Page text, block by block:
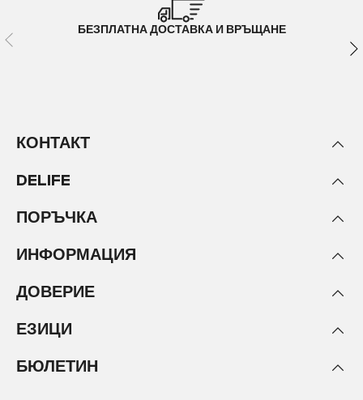
БЕЗПЛАТНА ДОСТАВКА И ВРЪЩАНЕ
КОНТАКТ
DELIFE
ПОРЪЧКА
ИНФОРМАЦИЯ
ДОВЕРИЕ
ЕЗИЦИ
БЮЛЕТИН